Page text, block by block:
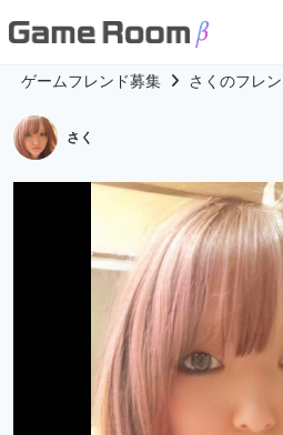
ゲームフレンド募集 さくのフレ
さく